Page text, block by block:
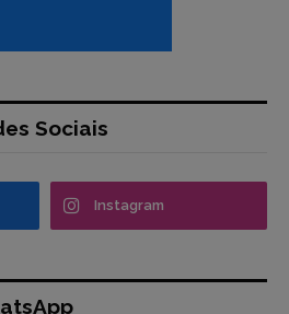
Sociais
Instagram